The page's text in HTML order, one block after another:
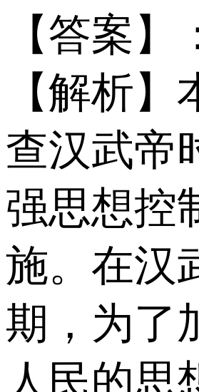
【答案
【解析】
查汉武帝
强思想控
施。在汉
期，为了
人民的思